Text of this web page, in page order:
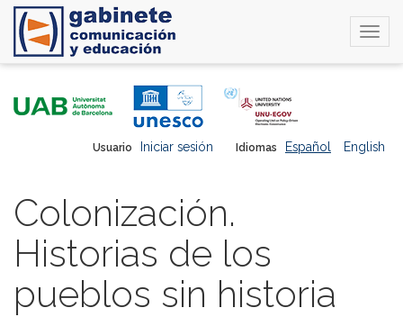
Idiomas Español English
Usuario Iniciar sesión
Colonización.
Historias de los
pueblos sin historia